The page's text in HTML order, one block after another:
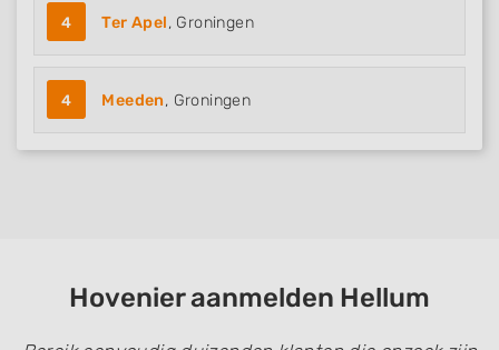
4 Ter Apel, Groningen
4 Meeden, Groningen
Hovenier aanmelden Hellum